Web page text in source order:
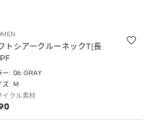
トシアークルーネックT(長
ー: 06 GRAY
ズ: M
イクル素材